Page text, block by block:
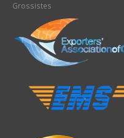
Grossistes